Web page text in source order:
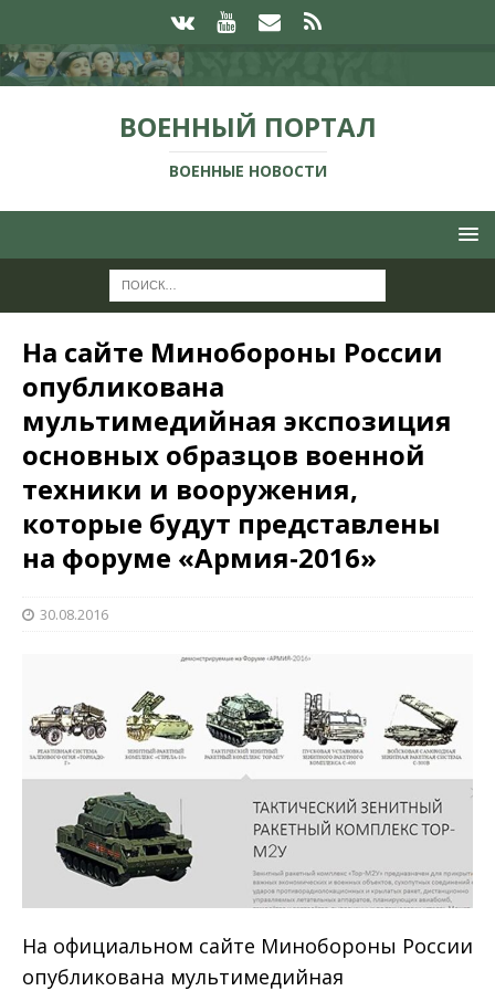
ВОЕННЫЙ ПОРТАЛ
ВОЕННЫЕ НОВОСТИ
На сайте Минобороны России
опубликована
мультимедийная экспозиция
основных образцов военной
техники и вооружения,
которые будут представлены
на форуме «Армия-2016»
30.08.2016
На официальном сайте Минобороны России
опубликована мультимедийная